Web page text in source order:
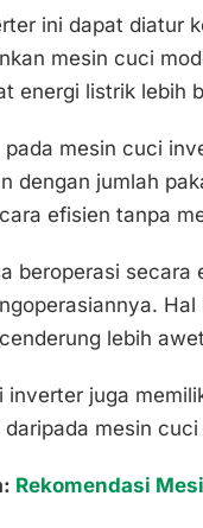
ini dapat diatur
mesin cuci
energi listrik lebih
pada mesin cuci
dengan jumlah
efisien tanpa
beroperasi
lebih
inverter juga
mesin
Rekomendasi